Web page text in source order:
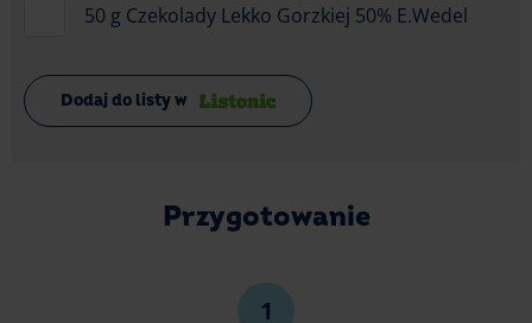
50 g Czekolady Lekko Gorzkiej 50% E.Wedel
Dodaj do listy w
Przygotowanie